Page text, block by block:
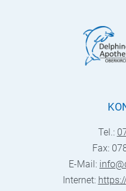
Tel.:
Fax:
E-Mail:
Internet: